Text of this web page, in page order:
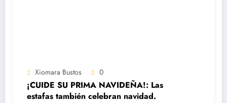
Xiomara Bustos 0
¡CUIDE SU PRIMA NAVIDEÑA!: Las
estafas también celebran navidad.